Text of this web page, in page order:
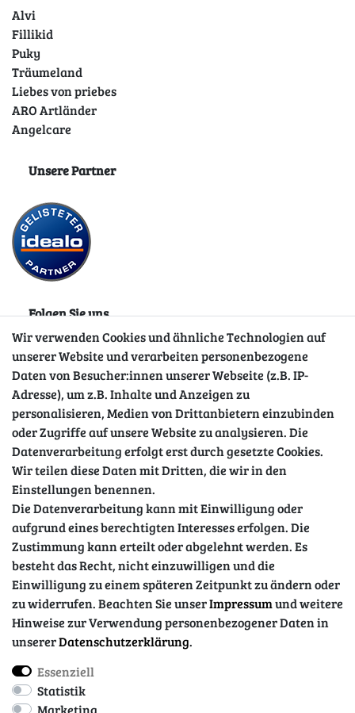
Alvi
Fillikid
Puky
Träumeland
Liebes von priebes
ARO Artländer
Angelcare
Unsere Partner
Folgen Sie uns
Sicher einkaufen
Impressum
Wir verwenden Cookies und ähnliche Technologien auf
unserer Website und verarbeiten personenbezogene
Daten von Besucher:innen unserer Webseite (z.B. IP-
Adresse), um z.B. Inhalte und Anzeigen zu
personalisieren, Medien von Drittanbietern einzubinden
oder Zugriffe auf unsere Website zu analysieren. Die
Datenverarbeitung erfolgt erst durch gesetzte Cookies.
Wir teilen diese Daten mit Dritten, die wir in den
Einstellungen benennen.
Die Datenverarbeitung kann mit Einwilligung oder
aufgrund eines berechtigten Interesses erfolgen. Die
Zustimmung kann erteilt oder abgelehnt werden. Es
besteht das Recht, nicht einzuwilligen und die
Einwilligung zu einem späteren Zeitpunkt zu ändern oder
zu widerrufen. Beachten Sie unserImpressumund weitere
Hinweise zur Verwendung personenbezogener Daten in
unsererDaten­schutz­erklärung.
Essenziell
Statistik
Marketing